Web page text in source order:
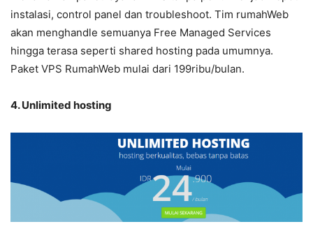
instalasi, control panel dan troubleshoot. Tim rumahWeb
akan menghandle semuanya Free Managed Services
hingga terasa seperti shared hosting pada umumnya.
Paket VPS RumahWeb mulai dari 199ribu/bulan.
4. Unlimited hosting